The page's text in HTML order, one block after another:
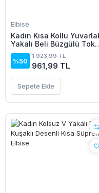
Elbise
Kadın Kısa Kollu
Yakalı Beli Büzgülü Toka
Detaylı Midi Janjan Krep
Elbise
%50
1.923,99 TL
961,99 TL
Sepete Ekle